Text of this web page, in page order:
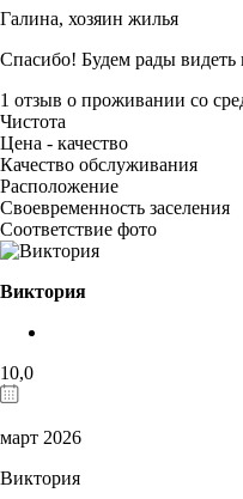
Галина, хозяин жилья
Спасибо! Будем рады видеть
1 отзыв о проживании со
Чистота
Цена - качество
Качество обслуживания
Расположение
Своевременность заселения
Соответствие фото
Виктория
10,0
март 2026
Виктория